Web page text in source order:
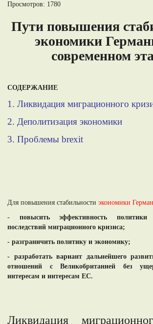
Просмотров: 1780
Пути повышения
экономики
современном
СОДЕРЖАНИЕ
1. Ликвидация миграционного
2. Деполитизация экономики
3. Проблемы brexit
Для повышения стабильности экономики
- повысить эффективность
последствий миграционного кризиса;
- разграничить политику и экономику;
- разработать вариант дальнейшего
отношений с Великобританией без
интересам и интересам ЕС.
Ликвидация